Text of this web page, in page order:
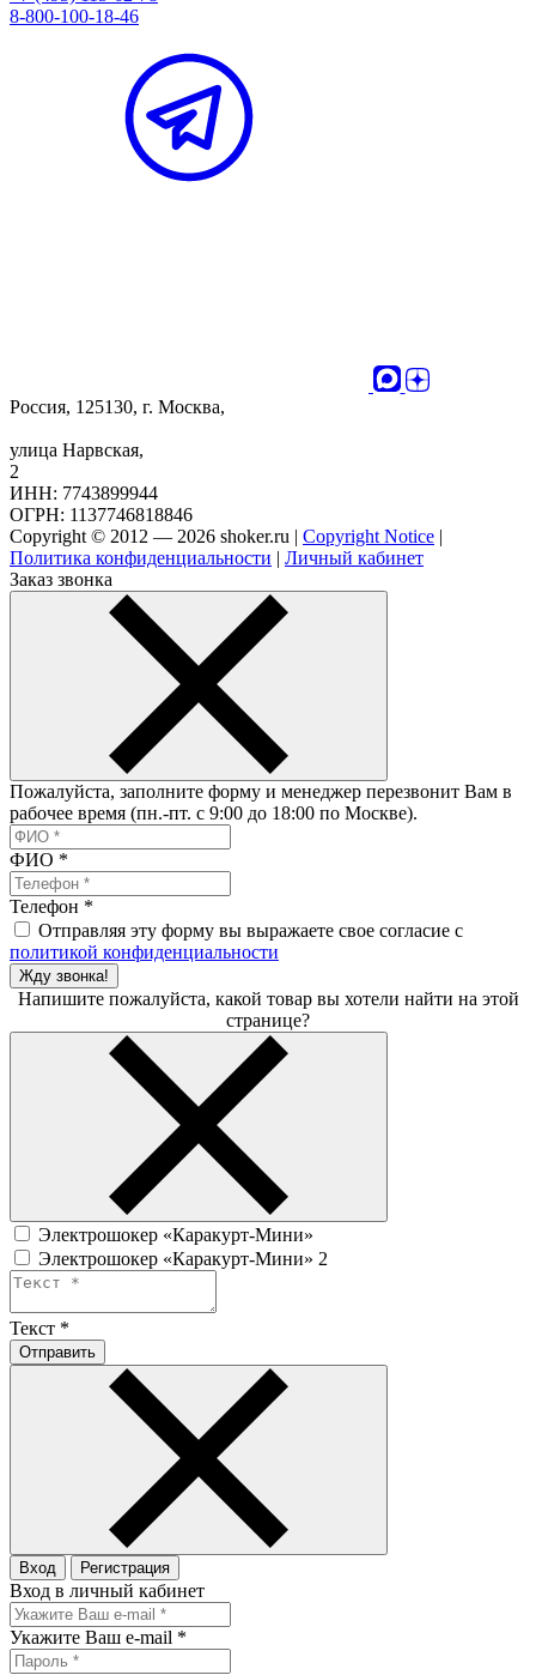
8-800-100-18-46
Россия, 125130, г. Москва,
улица Нарвская,
2
ИНН: 7743899944
ОГРН: 1137746818846
Copyright © 2012 — 2026 shoker.ru | Copyright Notice |
Политика конфиденциальности | Личный кабинет
Заказ звонка
Пожалуйста, заполните форму и менеджер перезвонит Вам в
рабочее время (пн.-пт. с 9:00 до 18:00 по Москве).
ФИО *
Телефон *
Отправляя эту форму вы выражаете свое согласие с
политикой конфиденциальности
Жду звонка!
Напишите пожалуйста, какой товар вы хотели найти на этой
странице?
Электрошокер «Каракурт-Мини»
Электрошокер «Каракурт-Мини» 2
Текст *
Отправить
Вход Регистрация
Вход в личный кабинет
Укажите Ваш e-mail *